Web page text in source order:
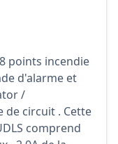
points incendie
d'alarme et
/
de circuit . Cette
comprend